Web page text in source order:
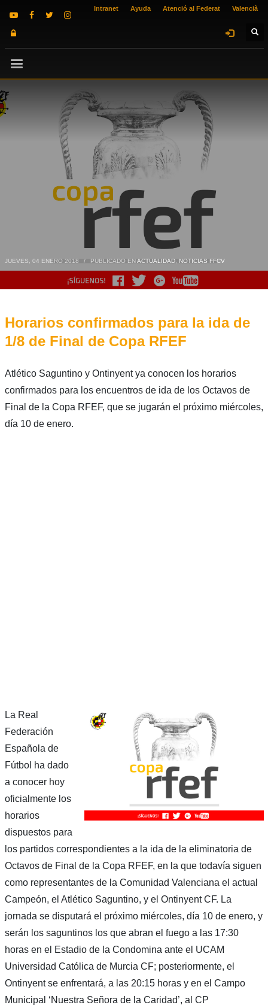
Intranet Ayuda Atenció al Federat Valencià
JUEVES, 04 ENERO 2018 / PUBLICADO EN ACTUALIDAD, NOTICIAS FFCV
Horarios confirmados para la ida de
1/8 de Final de Copa RFEF
Atlético Saguntino y Ontinyent ya conocen los horarios
confirmados para los encuentros de ida de los Octavos de
Final de la Copa RFEF, que se jugarán el próximo miércoles,
día 10 de enero.
La Real
Federación
Española de
Fútbol ha dado
a conocer hoy
oficialmente los
horarios
dispuestos para
los partidos correspondientes a la ida de la eliminatoria de
Octavos de Final de la Copa RFEF, en la que todavía siguen
como representantes de la Comunidad Valenciana el actual
Campeón, el Atlético Saguntino, y el Ontinyent CF. La
jornada se disputará el próximo miércoles, día 10 de enero, y
serán los saguntinos los que abran el fuego a las 17:30
horas en el Estadio de la Condomina ante el UCAM
Universidad Católica de Murcia CF; posteriormente, el
Ontinyent se enfrentará, a las 20:15 horas y en el Campo
Municipal ‘Nuestra Señora de la Caridad’, al CP